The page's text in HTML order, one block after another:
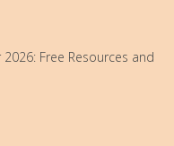
Free Resources and